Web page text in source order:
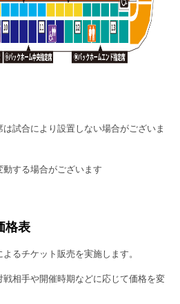
試合により設置しない場合がございま
する場合がございます
格表
るチケット販売を実施します。
相手や開催時期などに応じて価格を変